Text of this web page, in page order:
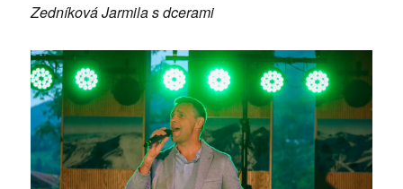
Zedníková Jarmila s dcerami